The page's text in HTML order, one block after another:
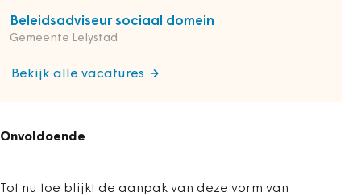
Beleidsadviseur sociaal domein
Gemeente Lelystad
Bekijk alle vacatures
Onvoldoende
Tot nu toe blijkt de aanpak van deze vorm van